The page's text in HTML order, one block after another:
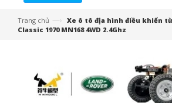
Trang chủ —› Xe ô tô địa hình điều khiển
Classic 1970 MN168 4WD 2.4Ghz